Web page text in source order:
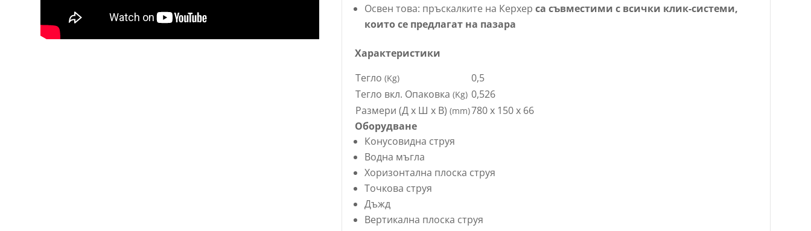
Освен това: пръскалките на Керхер са съвместими с всички клик-системи,
които се предлагат на пазара
Характеристики
Тегло (Kg)
0,5
Тегло вкл. Опаковка (Kg) 0,526
Размери (Д х Ш х В) (mm)780 x 150 x 66
Оборудване
Конусовидна струя
Водна мъгла
Хоризонтална плоска струя
Точкова струя
Дъжд
Вертикална плоска струя